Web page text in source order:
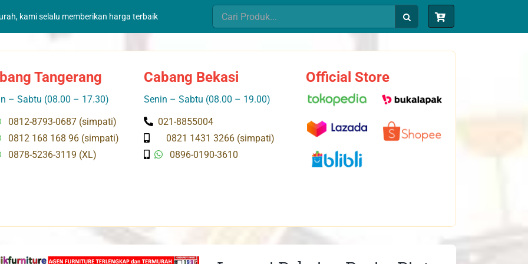
kami selalu memberikan harga terbaik
Search
for:
Tangerang
– Sabtu (08.00 – 17.30)
0812-8793-0687 (simpati)
0812 168 168 96 (simpati)
0878-5236-3119 (XL)
Cabang Bekasi
Senin – Sabtu (08.00 – 19.00)
021-8855004
0821 1431 3266 (simpati)
0896-0190-3610
Official Store